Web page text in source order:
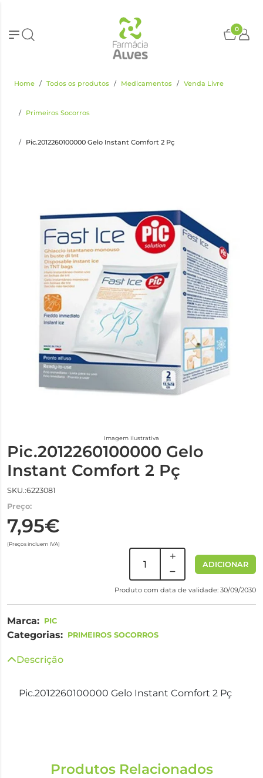
0
Home Todos os produtos Medicamentos Venda Livre
Primeiros Socorros
Pic.2012260100000 Gelo Instant Comfort 2 Pç
Imagem ilustrativa
Pic.2012260100000 Gelo
Instant Comfort 2 Pç
SKU.:6223081
Preço:
7,95€
(Preços incluem IVA)
ADICIONAR
Produto com data de validade: 30/09/2030
Marca: PIC
Categorias: PRIMEIROS SOCORROS
Descrição
Pic.2012260100000 Gelo Instant Comfort 2 Pç
Produtos Relacionados